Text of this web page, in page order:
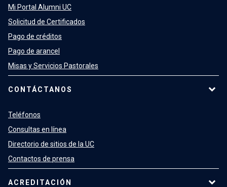
Mi Portal Alumni UC
Solicitud de Certificados
Pago de créditos
Pago de arancel
Misas y Servicios Pastorales
CONTÁCTANOS
Teléfonos
Consultas en línea
Directorio de sitios de la UC
Contactos de prensa
ACREDITACIÓN